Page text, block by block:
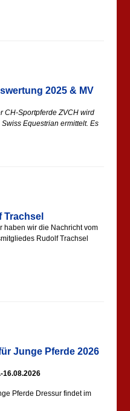
2025 & MV
CH-Sportpferde ZVCH wird
Equestrian ermittelt. Es
Trachsel
haben wir die Nachricht vom
Rudolf Trachsel
Junge Pferde 2026
16.08.2026
Pferde Dressur findet im